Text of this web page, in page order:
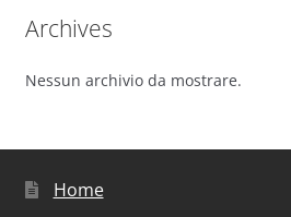
Archives
Nessun archivio da mostrare.
Home